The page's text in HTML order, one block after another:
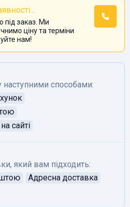
під заказ. Ми
ціну та терміни
нам!
способами:
сайті
який вам підходить:
Адресна доставка